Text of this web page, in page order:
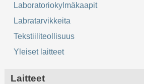
Laboratoriokylmäkaapit
Labratarvikkeita
Tekstiiliteollisuus
Yleiset laitteet
Laitteet